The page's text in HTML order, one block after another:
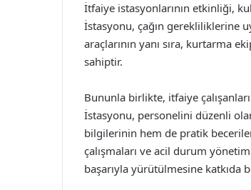
İtfaiye istasyonlarının etkinliği,
İstasyonu, çağın gerekliliklerine
araçlarının yanı sıra, kurtarma
sahiptir.
Bununla birlikte, itfaiye
İstasyonu, personelini düzenli
bilgilerinin hem de pratik
çalışmaları ve acil durum
başarıyla yürütülmesine katkıda